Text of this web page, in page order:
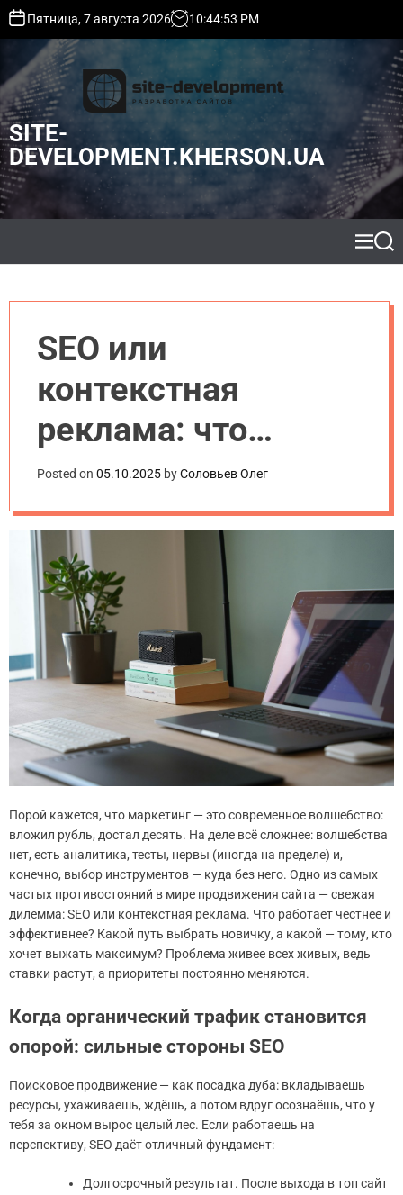
t
o
c
o
n
t
e
Пятница, 7 августа 2026 10:44:54 PM
SITE-
DEVELOPMENT.KHERSON.UA
M
e
S
e
SEO или
контекстная
реклама: что
выбрать для
продвижения сайта
в 2025
Posted on 05.10.2025 byСоловьев Олег
Порой кажется, что маркетинг — это современное волшебство:
вложил рубль, достал десять. На деле всё сложнее: волшебства
нет, есть аналитика, тесты, нервы (иногда на пределе) и,
конечно, выбор инструментов — куда без него. Одно из самых
частых противостояний в мире продвижения сайта — свежая
дилемма: SEO или контекстная реклама. Что работает честнее и
эффективнее? Какой путь выбрать новичку, а какой — тому, кто
хочет выжать максимум? Проблема живее всех живых, ведь
ставки растут, а приоритеты постоянно меняются.
Когда органический трафик становится
опорой: сильные стороны SEO
Поисковое продвижение — как посадка дуба: вкладываешь
ресурсы, ухаживаешь, ждёшь, а потом вдруг осознаёшь, что у
тебя за окном вырос целый лес. Если работаешь на
перспективу, SEO даёт отличный фундамент:
Долгосрочный результат. После выхода в топ сайт